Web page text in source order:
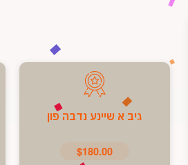
גיב א שיינע נדבה פון
$180.00